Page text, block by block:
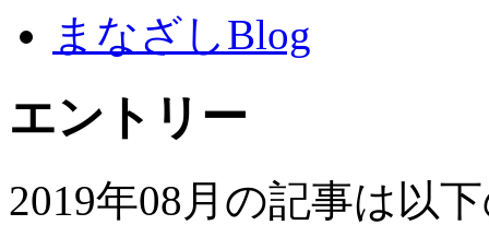
まなざしBlog
エントリー
2019年08月の記事は以